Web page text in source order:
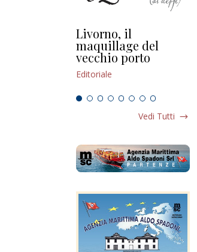
Livorno, il
maquillage del
vecchio porto
Editoriale
Vedi Tutti